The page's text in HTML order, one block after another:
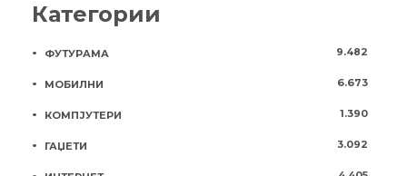
Категории
ФУТУРАМА 9.482
МОБИЛНИ 6.673
КОМПЈУТЕРИ 1.390
ГАЏЕТИ 3.092